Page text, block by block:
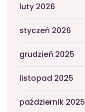
luty 2026
styczeń 2026
grudzień 2025
listopad 2025
październik 2025